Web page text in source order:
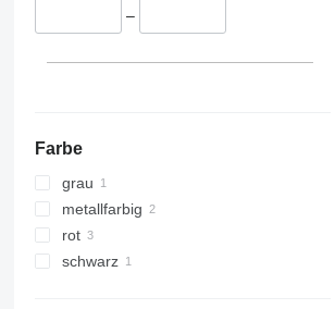
–
Farbe
grau
metallfarbig
rot
schwarz